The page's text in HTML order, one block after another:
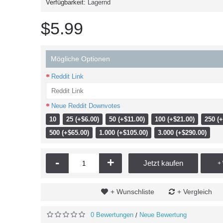
Verfügbarkeit: Lagernd
$5.99
Mögliche Optionen
Reddit Link
Neue Reddit Downvotes
10
25 (+$6.00) 50 (+$11.00) 100 (+$21.00)
250
500 (+$65.00)
1.000 (+$105.00) 3.000 (+$290.00)
- + Jetzt kaufen +
+ Wunschliste + Vergleich
0 Bewertungen / Neue Bewertung